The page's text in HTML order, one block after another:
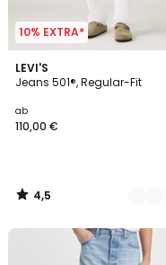
10% EXTRA*
LEVI'S
Jeans 501®, Regular-Fit
Ab
110,00
ab
110,00 €
4,5
/ 5
3
Farben
4,5
/